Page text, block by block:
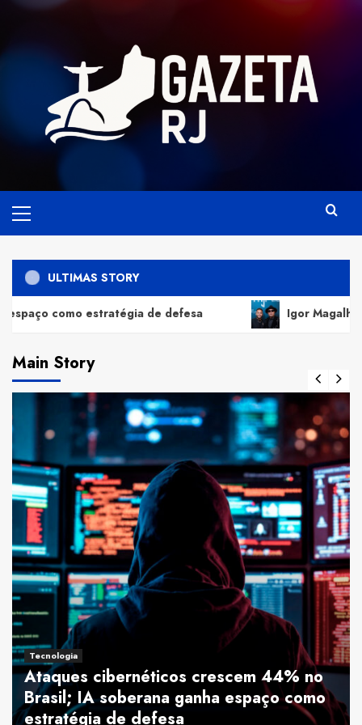
Skip
content
Menu
ULTIMAS STORY
de defesa Igor Magalhães prestigia leilão
Main Story
Tecnologia
Ataques cibernéticos crescem 44% no
Brasil; IA soberana ganha espaço como
estratégia de defesa